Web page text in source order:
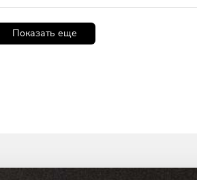
Показать еще